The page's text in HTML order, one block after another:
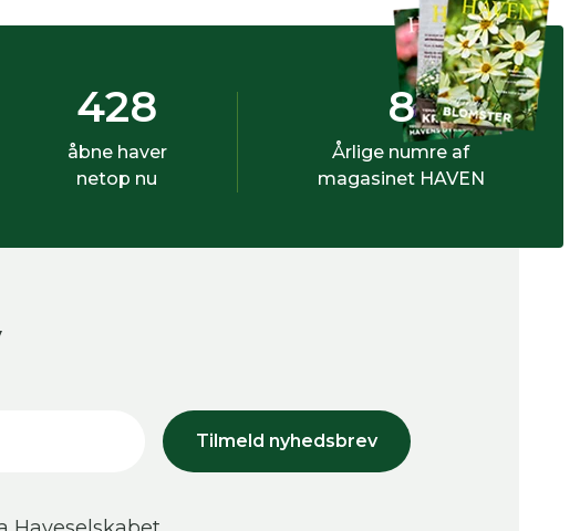
428
åbne haver
netop nu
8
Årlige numre af
magasinet HAVEN
Tilmeld nyhedsbrev